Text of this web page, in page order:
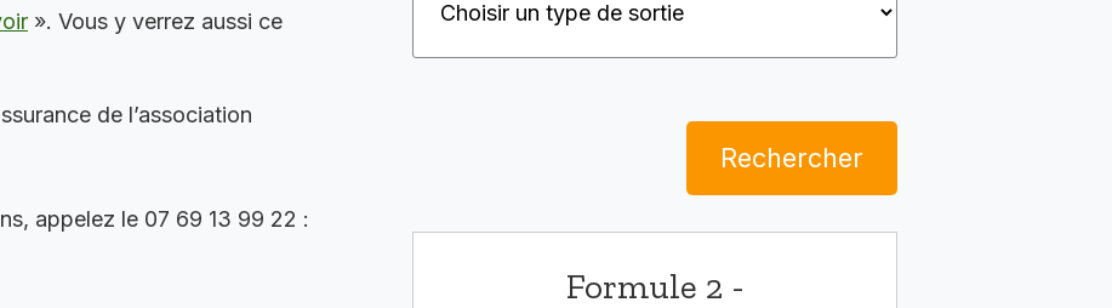
». Vous y verrez aussi ce
de l’association
appelez le 07 69 13 99 22 :
Rechercher
Formule 2 -